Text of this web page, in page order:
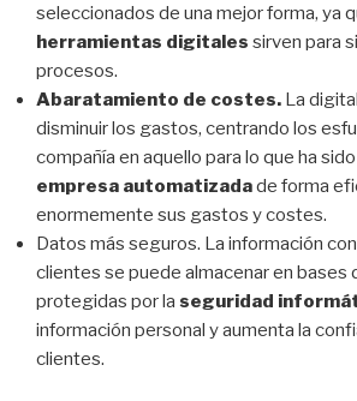
seleccionados de una mejor forma, ya
herramientas digitales sirven para
procesos.
Abaratamiento de costes. La
disminuir los gastos, centrando los
compañía en aquello para lo que ha
empresa automatizadade forma
enormemente sus gastos y costes.
Datos más seguros. La información
clientes se puede almacenar en bases
protegidas por la seguridad
información personal y aumenta la
clientes.